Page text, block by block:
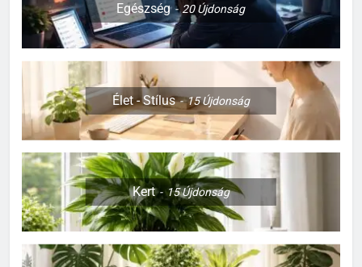
Egészség 20Újdonság
Élet - Stílus 15Újdonság
Kert 15Újdonság